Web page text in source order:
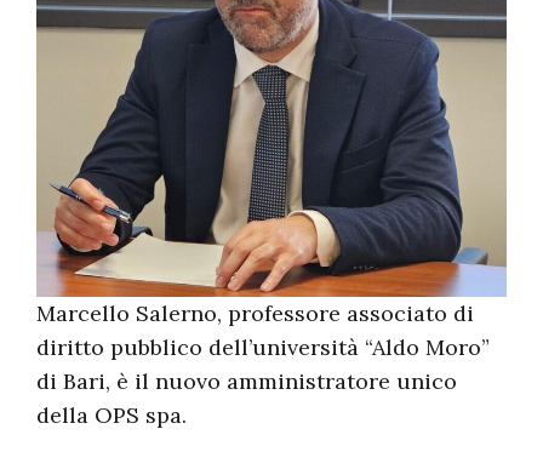
Marcello Salerno, professore associato di
diritto pubblico dell’università “Aldo Moro”
di Bari, è il nuovo amministratore unico
della OPS spa.